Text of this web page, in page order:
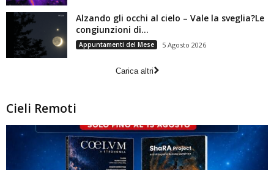
Alzando gli occhi al cielo – Vale la sveglia?Le
congiunzioni di...
Appuntamenti del Mese 5 Agosto 2026
Carica altri
Cieli Remoti